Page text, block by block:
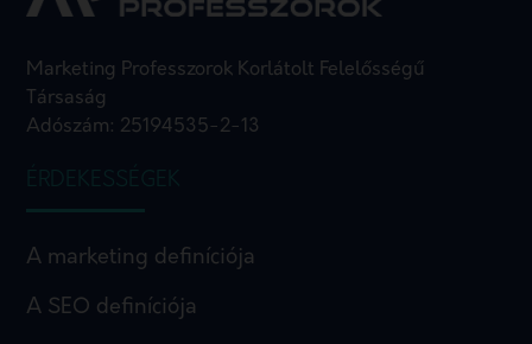
Marketing Professzorok Korlátolt Felelősségű
Társaság
Adószám: 25194535-2-13
ÉRDEKESSÉGEK
A marketing definíciója
A SEO definíciója